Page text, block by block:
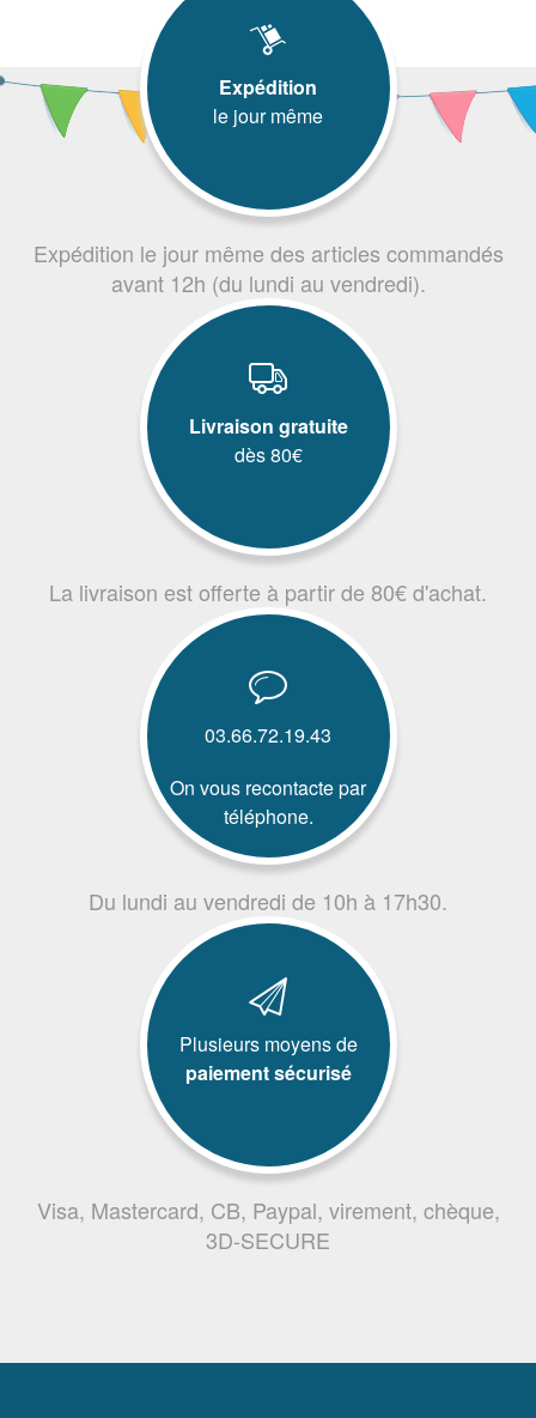
Expédition
le jour même
Expédition le jour même des articles commandés
avant 12h (du lundi au vendredi).
Livraison gratuite
dès 80€
La livraison est offerte à partir de 80€ d'achat.
03.66.72.19.43
On vous recontacte par
téléphone.
Du lundi au vendredi de 10h à 17h30.
Plusieurs moyens de
paiement sécurisé
Visa, Mastercard, CB, Paypal, virement, chèque,
3D-SECURE